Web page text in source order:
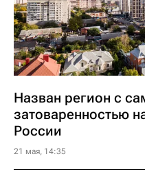
Назван регион с
затоваренностью
России
21 мая, 14:35